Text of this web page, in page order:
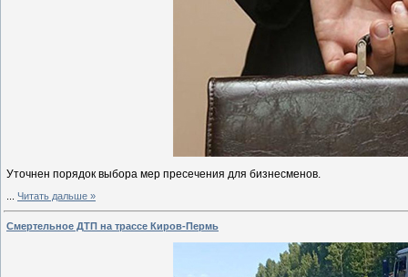
Уточнен порядок выбора мер пресечения для бизнесменов.
Читать дальше »
Смертельное ДТП на трассе Киров-Пермь